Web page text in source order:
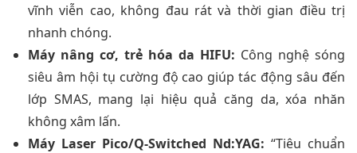
vĩnh viễn cao, không đau rát và thời gian điều trị
nhanh chóng.
Máy nâng cơ, trẻ hóa da HIFU: Công nghệ sóng
siêu âm hội tụ cường độ cao giúp tác động sâu đến
lớp SMAS, mang lại hiệu quả căng da, xóa nhăn
không xâm lấn.
Máy Laser Pico/Q-Switched Nd:YAG: “Tiêu chuẩn